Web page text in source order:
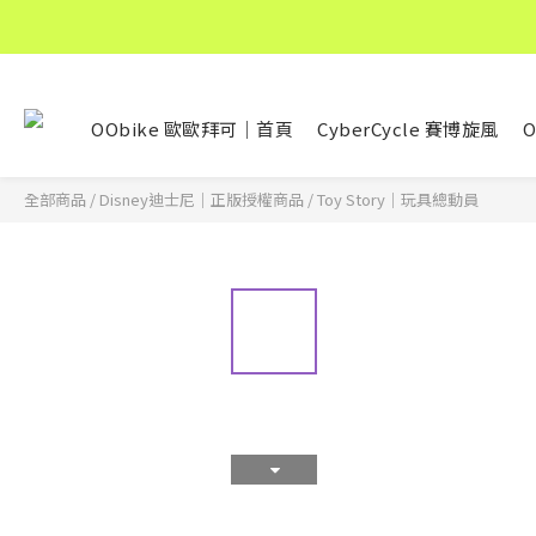
OObike 歐歐拜可｜首頁 CyberCycle 賽博旋風
全部商品 / Disney迪士尼｜正版授權商品 /Toy Story｜玩具總動員